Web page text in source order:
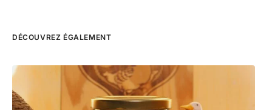
DÉCOUVREZ ÉGALEMENT